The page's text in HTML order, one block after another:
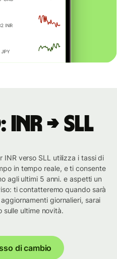
→ SLL
verso SLL utilizza i tassi di
in tempo reale, e ti consente
agli ultimi 5 anni. e aspetti un
ti contatteremo quando sarà
giornalieri, sarai
sulle ultime novità.
di cambio